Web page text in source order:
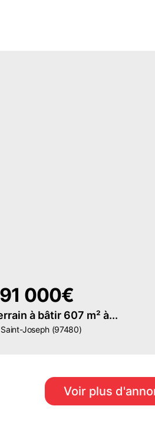
000€
à bâtir 607 m² à...
Saint-Joseph (97480)
Voir plus